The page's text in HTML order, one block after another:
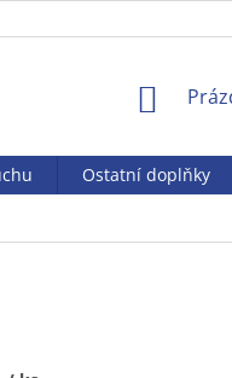
Ostatní doplňky